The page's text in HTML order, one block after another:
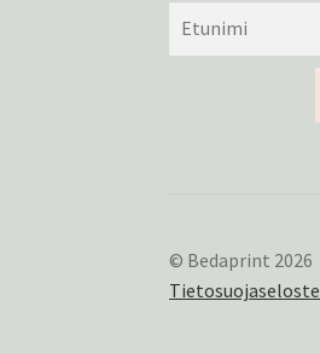
© Bedaprint 2026
Tietosuojaseloste